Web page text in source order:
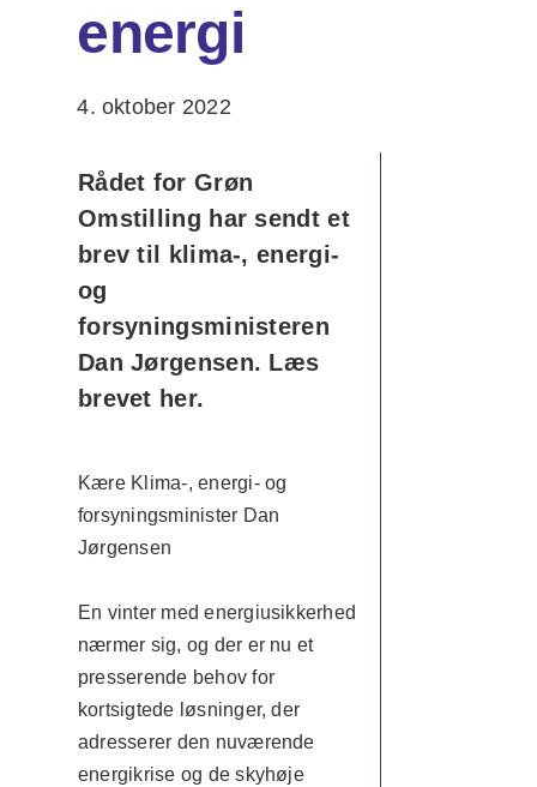
energi
4. oktober 2022
Rådet for Grøn
Omstilling har sendt et
brev til klima-, energi-
og
forsyningsministeren
Dan Jørgensen. Læs
brevet her.
Kære Klima-, energi- og
forsyningsminister Dan
Jørgensen
En vinter med energiusikkerhed
nærmer sig, og der er nu et
presserende behov for
kortsigtede løsninger, der
adresserer den nuværende
energikrise og de skyhøje